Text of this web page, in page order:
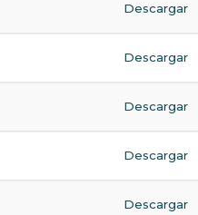
Descargar
Descargar
Descargar
Descargar
Descargar